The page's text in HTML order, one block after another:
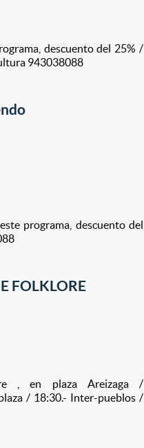
descuento del 25% /
943038088
programa, descuento del
FOLKLORE
, en plaza Areizaga /
/ 18:30.- Inter-pueblos /